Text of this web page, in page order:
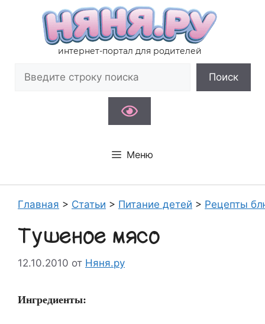
содержимому
интернет-портал для родителей
Поиск
Меню
Главная > Статьи > Питание детей > Рецепты
Тушеное мясо
12.10.2010 от Няня.ру
Ингредиенты: